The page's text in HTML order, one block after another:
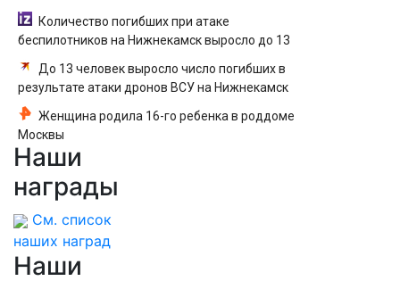
Количество погибших при атаке
беспилотников на Нижнекамск выросло до 13
До 13 человек выросло число погибших в
результате атаки дронов ВСУ на Нижнекамск
Женщина родила 16-го ребенка в роддоме
Москвы
Наши
награды
См. список
наших наград
Наши